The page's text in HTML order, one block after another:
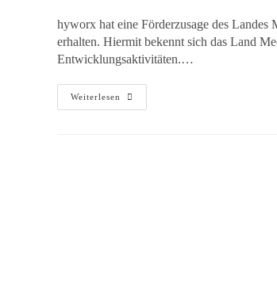
hyworx hat eine Förderzusage des
erhalten. Hiermit bekennt sich das Land
Entwicklungsaktivitäten.…
Weiterlesen